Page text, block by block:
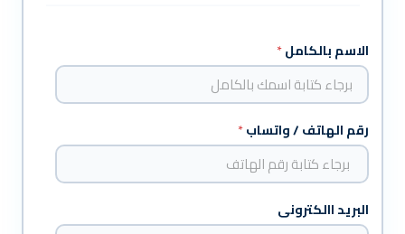
ل
و
ظ
ي
ي
ب
ج
ا
ء
الاسم بالكامل*
رقم الهاتف / واتساب*
البريد االكترونى